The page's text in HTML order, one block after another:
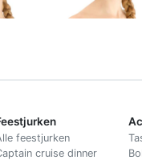
feestjurken
cruise dinner